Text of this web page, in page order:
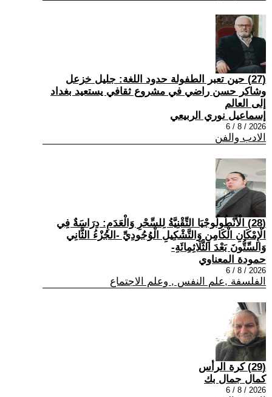
(27) حين تعبر الطفولة حدود اللغة: جليل خزعل
وشاكر حسن راضي في مشروع ثقافي يستعيد بغداد
إلى العالم
إسماعيل نوري الربيعي
2026 / 8 / 6
الادب والفن
(28) الْأَنْطُولُوجْيَا التِّقْنِيَّةُ لِلسِّحْرِ وَالْعَدَمِ: دِرَاسَةٌ فِي
الْإِمْكَانِ الْكَامِنِ وَالتَّشْكِيلِ الْوُجُودِيِّ -الجُزْءُ الثَّانِي
وَالسِّتُّونَ بَعْدَ الثَّلَاثِمِائَةِ-
حمودة المعناوي
2026 / 8 / 6
الفلسفة ,علم النفس , وعلم الاجتماع
(29) كرة الرأس
كمال جمال بك
2026 / 8 / 6